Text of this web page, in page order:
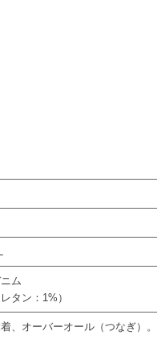
ム
タン：1%）
、オーバーオール（つなぎ）。